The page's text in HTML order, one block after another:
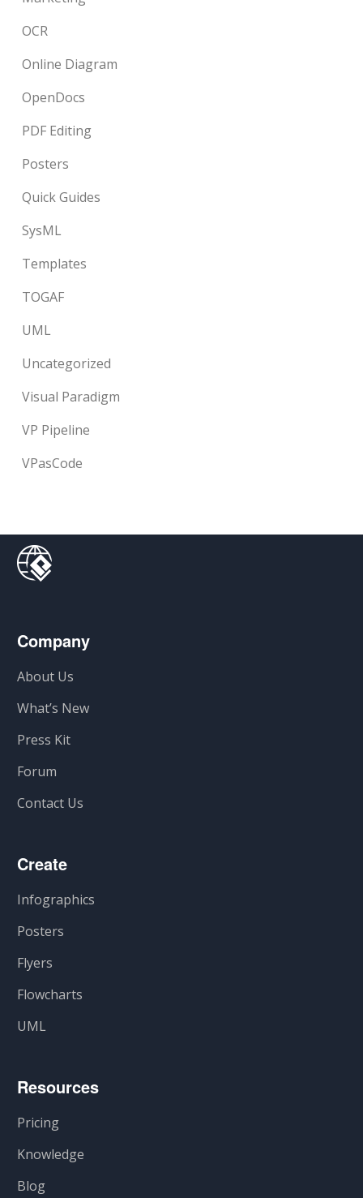
OCR
Online Diagram
OpenDocs
PDF Editing
Posters
Quick Guides
SysML
Templates
TOGAF
UML
Uncategorized
Visual Paradigm
VP Pipeline
VPasCode
Company
About Us
What’s New
Press Kit
Forum
Contact Us
Create
Infographics
Posters
Flyers
Flowcharts
UML
Resources
Pricing
Knowledge
Blog